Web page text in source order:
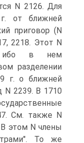
N 2126. Для
от ближней
приговор (N
2218. Этот N
ибо в нем
разделении
г. о ближней
N 2239. В 1710
См. также N
этом N члены
То же